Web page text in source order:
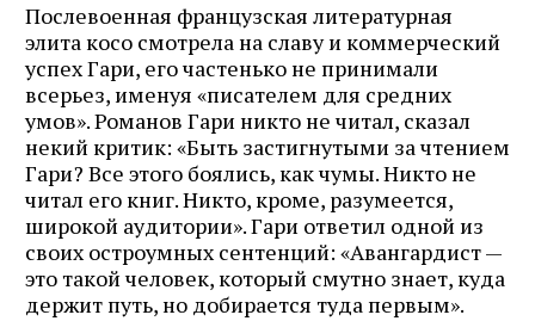
Послевоенная французская литературная
элита косо смотрела на славу и коммерческий
успех Гари, его частенько не принимали
всерьез, именуя «писателем для средних
умов». Романов Гари никто не читал, сказал
некий критик: «Быть застигнутыми за чтением
Гари? Все этого боялись, как чумы. Никто не
читал его книг. Никто, кроме, разумеется,
широкой аудитории». Гари ответил одной из
своих остроумных сентенций: «Авангардист —
это такой человек, который смутно знает, куда
держит путь, но добирается туда первым».